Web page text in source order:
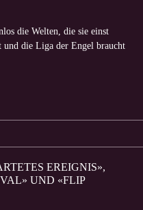
die Welten, die sie einst
und die Liga der Engel braucht
EREIGNIS»,
UND «FLIP